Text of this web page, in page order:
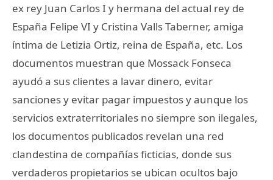
ex rey Juan Carlos I y hermana del actual rey de
España Felipe VI y Cristina Valls Taberner, amiga
íntima de Letizia Ortiz, reina de España, etc. Los
documentos muestran que Mossack Fonseca
ayudó a sus clientes a lavar dinero, evitar
sanciones y evitar pagar impuestos y aunque los
servicios extraterritoriales no siempre son ilegales,
los documentos publicados revelan una red
clandestina de compañías ficticias, donde sus
verdaderos propietarios se ubican ocultos bajo